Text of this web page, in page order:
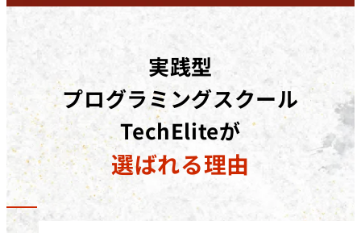
実践型
プログラミングスクール
TechEliteが
選ばれる理由